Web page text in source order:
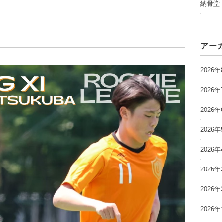
納骨堂
アー
2026年
2026年
2026年
2026年
2026年
2026年
2026年
2026年